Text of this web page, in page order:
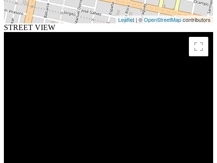
Leaflet| ©OpenStreetMapcontributors
STREET VIEW